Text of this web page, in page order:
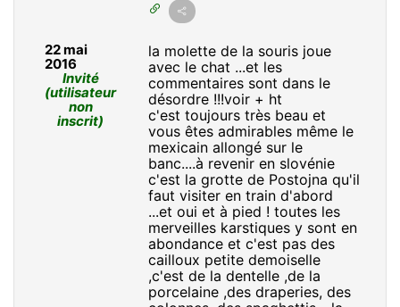
22 mai
2016
Invité
(utilisateur
non
inscrit)
la molette de la souris joue
avec le chat ...et les
commentaires sont dans le
désordre !!!voir + ht
c'est toujours très beau et
vous êtes admirables même le
mexicain allongé sur le
banc....à revenir en slovénie
c'est la grotte de Postojna qu'il
faut visiter en train d'abord
...et oui et à pied ! toutes les
merveilles karstiques y sont en
abondance et c'est pas des
cailloux petite demoiselle
,c'est de la dentelle ,de la
porcelaine ,des draperies, des